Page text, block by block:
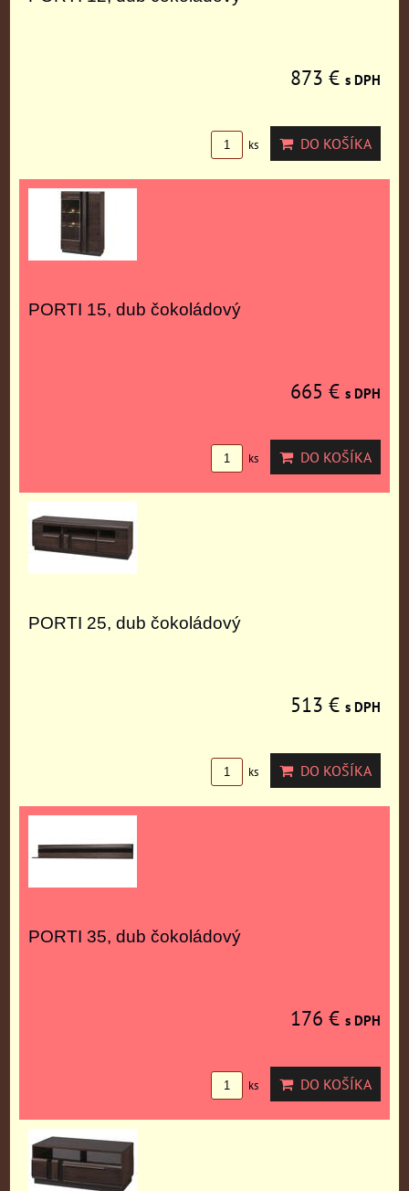
873 € s DPH
ks DO KOŠÍKA
PORTI 15, dub čokoládový
665 € s DPH
ks DO KOŠÍKA
PORTI 25, dub čokoládový
513 € s DPH
ks DO KOŠÍKA
PORTI 35, dub čokoládový
176 € s DPH
ks DO KOŠÍKA